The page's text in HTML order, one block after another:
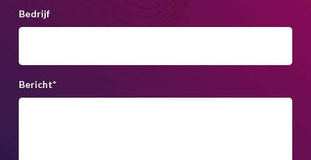
Bedrijf
Bericht*